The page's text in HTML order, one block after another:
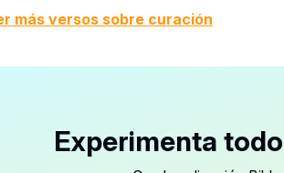
más versos sobre curación
Experimenta